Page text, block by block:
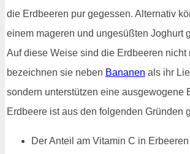
die Erdbeeren pur gegessen. Alternativ
einem mageren und ungesüßten Joghurt
Auf diese Weise sind die Erdbeeren nicht
bezeichnen sie neben Bananen als ihr
sondern unterstützen eine ausgewogene
Erdbeere ist aus den folgenden Gründen
Der Anteil am Vitamin C in